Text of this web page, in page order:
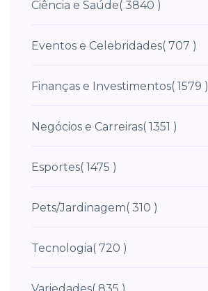
Ciência e Saúde( 3840 )
Eventos e Celebridades( 707 )
Finanças e Investimentos( 1579 )
Negócios e Carreiras( 1351 )
Esportes( 1475 )
Pets/Jardinagem( 310 )
Tecnologia( 720 )